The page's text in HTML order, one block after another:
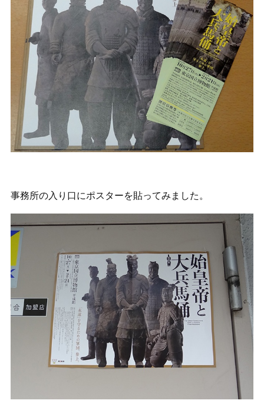
事務所の入り口にポスターを貼ってみました。